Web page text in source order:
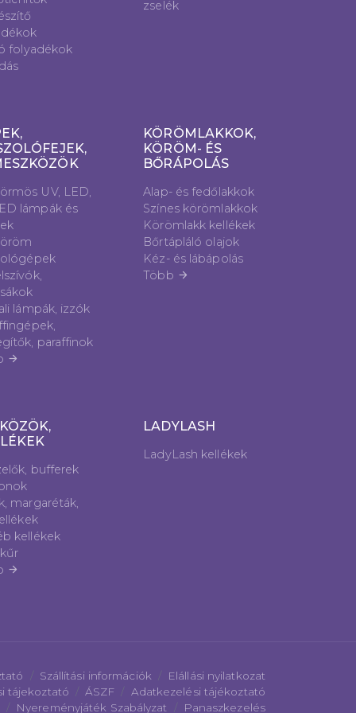
folyadékok
zselék
UV, LED,
lámpák és
lámpák, izzók
paraffinok
arrow_forward
KÖRÖMLAKKOK,
KÖRÖM- ÉS
BŐRÁPOLÁS
Alap- és fedőlakkok
Színes körömlakkok
Körömlakk kellékek
Bőrtápláló olajok
Kéz- és lábápolás
Több arrow_forward
bufferek
margaréták,
kellékek
arrow_forward
LADYLASH
LadyLash kellékek
Szállítási információk
Elállási nyilatkozat
tájekoztató
ÁSZF
Adatkezelési tájékoztató
Nyereményjáték Szabályzat Panaszkezelés